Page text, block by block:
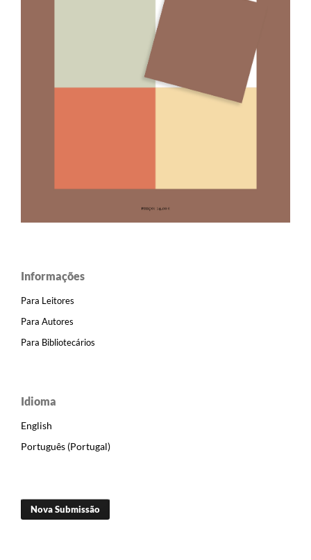
Informações
Para Leitores
Para Autores
Para Bibliotecários
Idioma
English
Português (Portugal)
Nova Submissão